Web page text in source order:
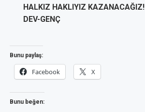
HALKIZ HAKLIYIZ KAZANACAĞIZ!
DEV-GENÇ
Bunu paylaş:
Facebook X
Bunu beğen: